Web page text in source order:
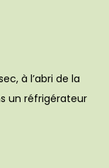
à l’abri de la
un réfrigérateur